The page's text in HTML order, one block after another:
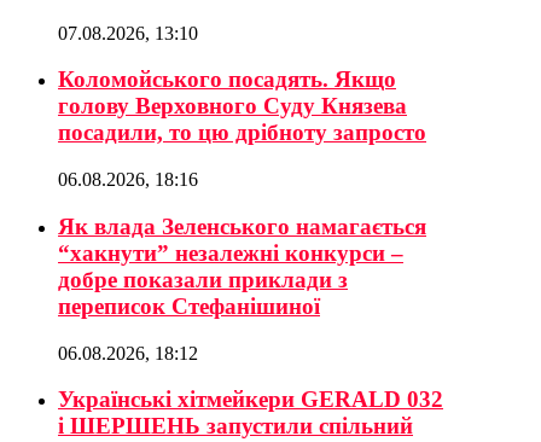
07.08.2026, 13:10
Коломойського посадять. Якщо
голову Верховного Суду Князева
посадили, то цю дрібноту запросто
06.08.2026, 18:16
Як влада Зеленського намагається
“хакнути” незалежні конкурси –
добре показали приклади з
переписок Стефанішиної
06.08.2026, 18:12
Українські хітмейкери GERALD 032
і ШЕРШЕНЬ запустили спільний